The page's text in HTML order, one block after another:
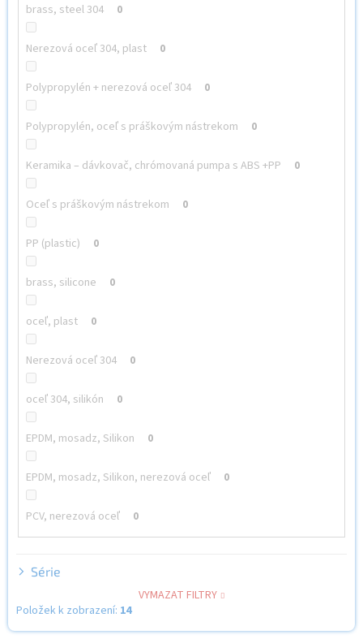
brass, steel 304 0
Nerezová oceľ 304, plast 0
Polypropylén + nerezová oceľ 304 0
Polypropylén, oceľ s práškovým nástrekom 0
Keramika – dávkovač, chrómovaná pumpa s ABS +PP 0
Oceľ s práškovým nástrekom 0
PP (plastic) 0
brass, silicone 0
oceľ, plast 0
Nerezová oceľ 304 0
oceľ 304, silikón 0
EPDM, mosadz, Silikon 0
EPDM, mosadz, Silikon, nerezová oceľ 0
PCV, nerezová oceľ 0
Série
VYMAZAT FILTRY
Položek k zobrazení: 14